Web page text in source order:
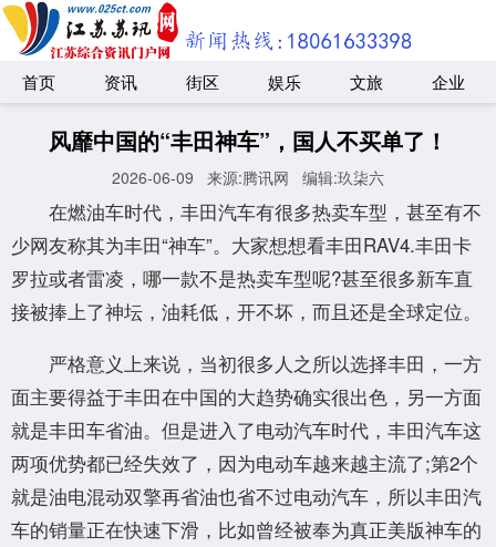
首页 资讯 街区 娱乐 文旅 企业
风靡中国的“丰田神车”，国人不买单了！
2026-06-09 来源:腾讯网 编辑:玖柒六
在燃油车时代，丰田汽车有很多热卖车型，甚至有不
少网友称其为丰田“神车”。大家想想看丰田RAV4.丰田卡
罗拉或者雷凌，哪一款不是热卖车型呢?甚至很多新车直
接被捧上了神坛，油耗低，开不坏，而且还是全球定位。
严格意义上来说，当初很多人之所以选择丰田，一方
面主要得益于丰田在中国的大趋势确实很出色，另一方面
就是丰田车省油。但是进入了电动汽车时代，丰田汽车这
两项优势都已经失效了，因为电动车越来越主流了;第2个
就是油电混动双擎再省油也省不过电动汽车，所以丰田汽
车的销量正在快速下滑，比如曾经被奉为真正美版神车的